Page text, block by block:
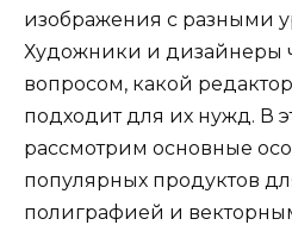
изображения с разными
Художники и дизайнеры
вопросом, какой
подходит для их нужд. В
рассмотрим основные
популярных продуктов
полиграфией и